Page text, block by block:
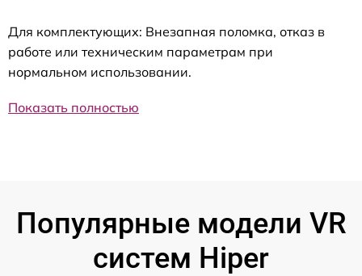
Для комплектующих: Внезапная поломка, отказ в
работе или техническим параметрам при
нормальном использовании.
Показать полностью
Популярные модели VR
систем Hiper